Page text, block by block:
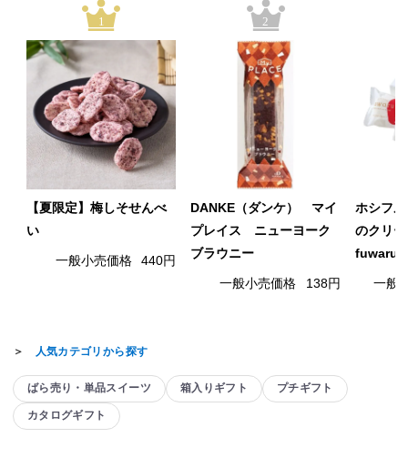
1
【夏限定】梅しそせんべ
い
一般小売価格 440円
2
DANKE（ダンケ） マイ
プレイス ニューヨーク
ブラウニー
一般小売価格 138円
ホシフ
のクリ
fuwaru
一般
＞ 人気カテゴリから探す
ばら売り・単品スイーツ 箱入りギフト プチギフト
カタログギフト